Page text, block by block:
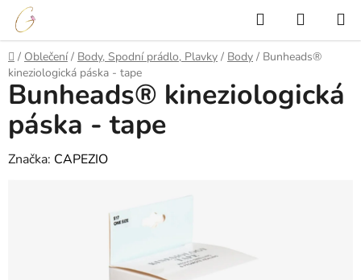
Přejít
obsah
Hledat
KOŠÍK
Domů
/ Oblečení / Body, Spodní prádlo, Plavky / Body / Bunheads®
kineziologická páska - tape
Bunheads® kineziologická
páska - tape
Značka: CAPEZIO